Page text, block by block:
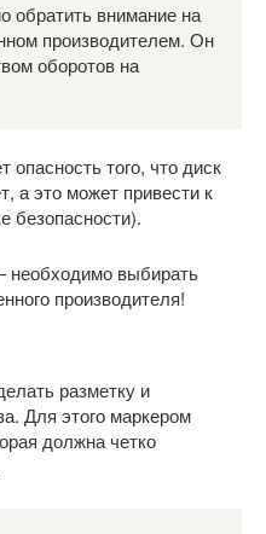
обратить внимание на
производителем. Он
оборотов на
опасность того, что диск
а это может привести к
безопасности).
необходимо выбирать
производителя!
разметку и
Для этого маркером
должна четко